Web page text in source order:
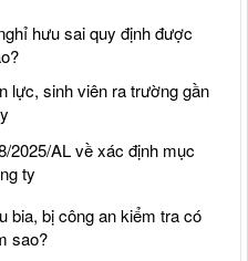
hưu sai quy định được
lực, sinh viên ra trường gần
2025/AL về xác định mục
ty
bia, bị công an kiểm tra có
sao?